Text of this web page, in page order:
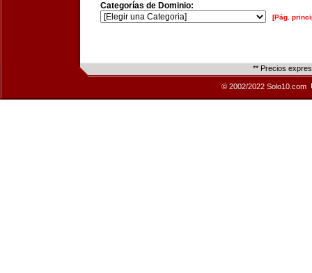
Categorías de Dominio:
[Pág.
** Precios
© 2002/2022 Solo10.com